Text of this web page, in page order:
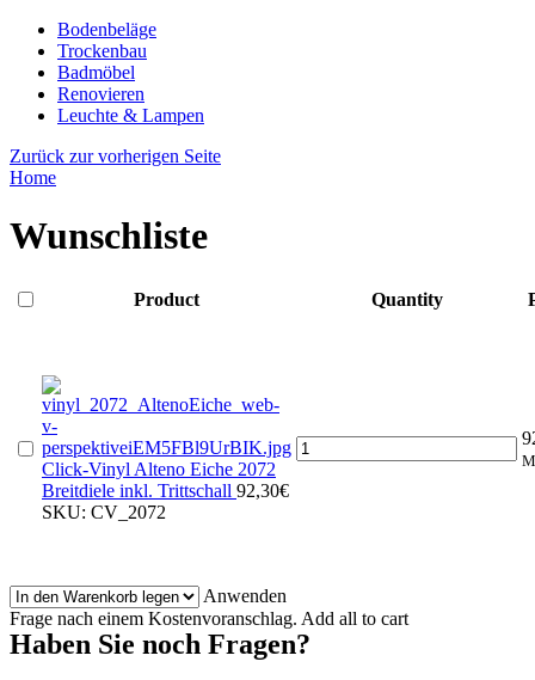
Bodenbeläge
Trockenbau
Badmöbel
Renovieren
Leuchte & Lampen
Zurück zur vorherigen Seite
Home
Wunschliste
Product Quantity
Click-Vinyl Alteno Eiche 2072
Breitdiele inkl. Trittschall 92,30€
SKU: CV_2072
Click-
Vinyl
quantity
Anwenden
Frage nach einem Kostenvoranschlag. Add all to cart
Haben Sie noch Fragen?